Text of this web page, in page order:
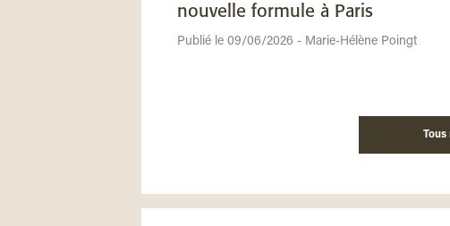
nouvelle formule à Paris
Publié le 09/06/2026 - Marie-Hélène Poingt